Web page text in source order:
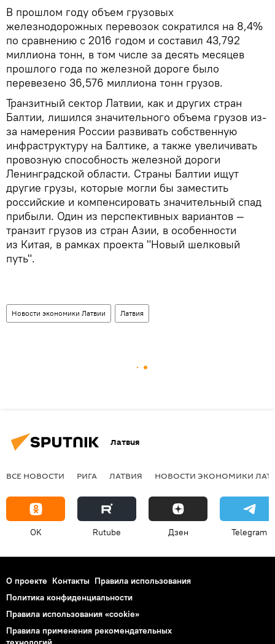
В прошлом году объем грузовых
железнодорожных перевозок сократился на 8,4%
по сравнению с 2016 годом и составил 43,792
миллиона тонн, в том числе за десять месяцев
прошлого года по железной дороге было
перевезено 36,576 миллиона тонн грузов.
Транзитный сектор Латвии, как и других стран
Балтии, лишился значительного объема грузов из-
за намерения России развивать собственную
инфраструктуру на Балтике, а также увеличивать
провозную способность железной дороги
Ленинградской области. Страны Балтии ищут
другие грузы, которые могли бы заместить
российские и компенсировать значительный спад
прибыли. Один из перспективных вариантов —
транзит грузов из стран Азии, в особенности
из Китая, в рамках проекта "Новый шелковый
путь".
Новости экономики Латвии Латвия
Латвия
ВСЕ НОВОСТИ РИГА ЛАТВИЯ НОВОСТИ ЭКОНОМИКИ
OK Rutube Дзен Telegram
О проекте Контакты Правила использования
Политика конфиденциальности
Правила использования «cookie»
Правила применения рекомендательных